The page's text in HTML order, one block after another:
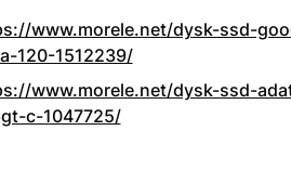
www.morele.net/dysk-ssd-
120-1512239/
www.morele.net/dysk-ssd-
c-1047725/